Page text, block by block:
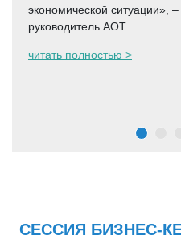
экономической ситуации»,
руководитель АОТ.
читать полностью >
СЕССИЯ БИЗНЕС-